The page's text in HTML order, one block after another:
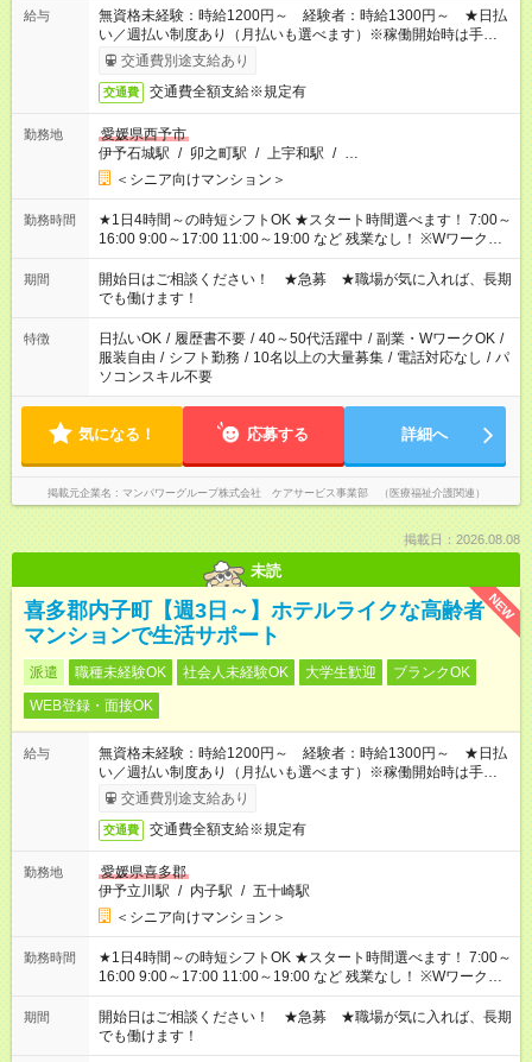
給与
無資格未経験：時給1200円～ 経験者：時給1300円～ ★日払
い／週払い制度あり（月払いも選べます）※稼働開始時は手続き
完了次第のお支払いとなります。
交通費別途支給あり
交通費 交通費全額支給※規定有
勤務地
愛媛県西予市
伊予石城駅 / 卯之町駅 / 上宇和駅 / …
＜シニア向けマンション＞
勤務時間
★1日4時間～の時短シフトOK ★スタート時間選べます！ 7:00～
16:00 9:00～17:00 11:00～19:00 など 残業なし！ ※Wワークの
場合、他のお仕事と合わせ週40時間超の就業はご案内できませ
ん ※法令に基づき、週20時間以上勤務は社会保険への加入対象
となります ※労働者派遣法（日雇い派遣の原則禁止）により、
短時間・短期間の就業はご案内が難しい場合があります
期間
開始日はご相談ください！ ★急募 ★職場が気に入れば、長期
でも働けます！
特徴 日払いOK / 履歴書不要 / 40～50代活躍中 / 副業・WワークOK /
服装自由 / シフト勤務 / 10名以上の大量募集 / 電話対応なし / パ
ソコンスキル不要
気になる！ 応募する 詳細へ
掲載元企業名 マンパワーグループ株式会社 ケアサービス事業部 （医療福祉介護関連）
掲載日：2026.08.08
未読
NEW
喜多郡内子町【週3日～】ホテルライクな高齢者
マンションで生活サポート
派遣 職種未経験OK 社会人未経験OK 大学生歓迎
ブランクOK
WEB登録・面接OK
給与
無資格未経験：時給1200円～ 経験者：時給1300円～ ★日払
い／週払い制度あり（月払いも選べます）※稼働開始時は手続き
完了次第のお支払いとなります。
交通費別途支給あり
交通費 交通費全額支給※規定有
勤務地
愛媛県喜多郡
伊予立川駅 / 内子駅 / 五十崎駅
＜シニア向けマンション＞
勤務時間
★1日4時間～の時短シフトOK ★スタート時間選べます！ 7:00～
16:00 9:00～17:00 11:00～19:00 など 残業なし！ ※Wワークの
場合、他のお仕事と合わせ週40時間超の就業はご案内できませ
ん ※法令に基づき、週20時間以上勤務は社会保険への加入対象
となります ※労働者派遣法（日雇い派遣の原則禁止）により、
短時間・短期間の就業はご案内が難しい場合があります
期間
開始日はご相談ください！ ★急募 ★職場が気に入れば、長期
でも働けます！